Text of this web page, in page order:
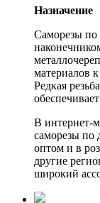
Назначение
Саморезы по
материалов
Редкая
В интернет-
саморезы по
оптом и в
другие
широкий